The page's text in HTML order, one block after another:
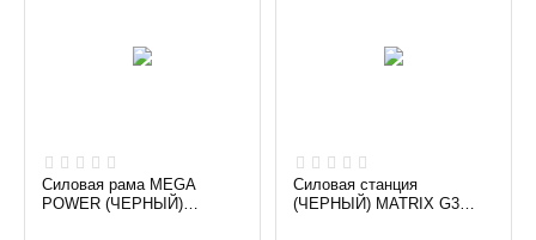
Силовая рама MEGA
POWER (ЧЕРНЫЙ)
Силовая станция
(ЧЕРНЫЙ) MATRIX G3